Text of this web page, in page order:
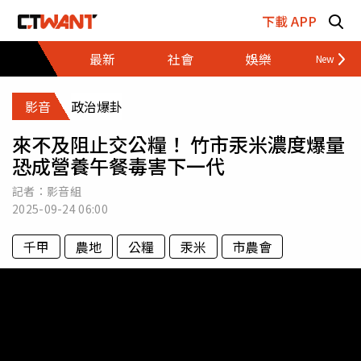
下載 APP
最新
社會 娛樂 財經
影音 政治爆卦
來不及阻止交公糧！ 竹市汞米濃度爆量
恐成營養午餐毒害下一代
記者：影音組
2025-09-2406:00
千甲 農地 公糧 汞米 市農會